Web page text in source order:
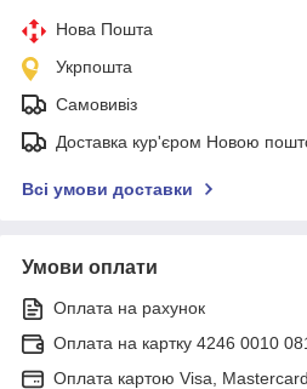
Нова Пошта
Укрпошта
Самовивіз
Доставка кур'єром Новою
Всі умови доставки
Умови оплати
Оплата на рахунок
Оплата на картку 4246 0010
Оплата картою Visa,